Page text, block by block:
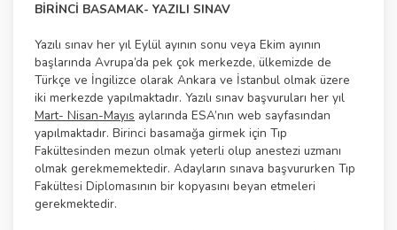
BİRİNCİ BASAMAK- YAZILI SINAV
Yazılı sınav her yıl Eylül ayının sonu veya Ekim ayının
başlarında Avrupa’da pek çok merkezde, ülkemizde de
Türkçe ve İngilizce olarak Ankara ve İstanbul olmak üzere
iki merkezde yapılmaktadır. Yazılı sınav başvuruları her yıl
Mart- Nisan-Mayıs aylarında ESA’nın web sayfasından
yapılmaktadır. Birinci basamağa girmek için Tıp
Fakültesinden mezun olmak yeterli olup anestezi uzmanı
olmak gerekmemektedir. Adayların sınava başvururken Tıp
Fakültesi Diplomasının bir kopyasını beyan etmeleri
gerekmektedir.